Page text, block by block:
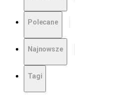
Polecane
Najnowsze
Tagi